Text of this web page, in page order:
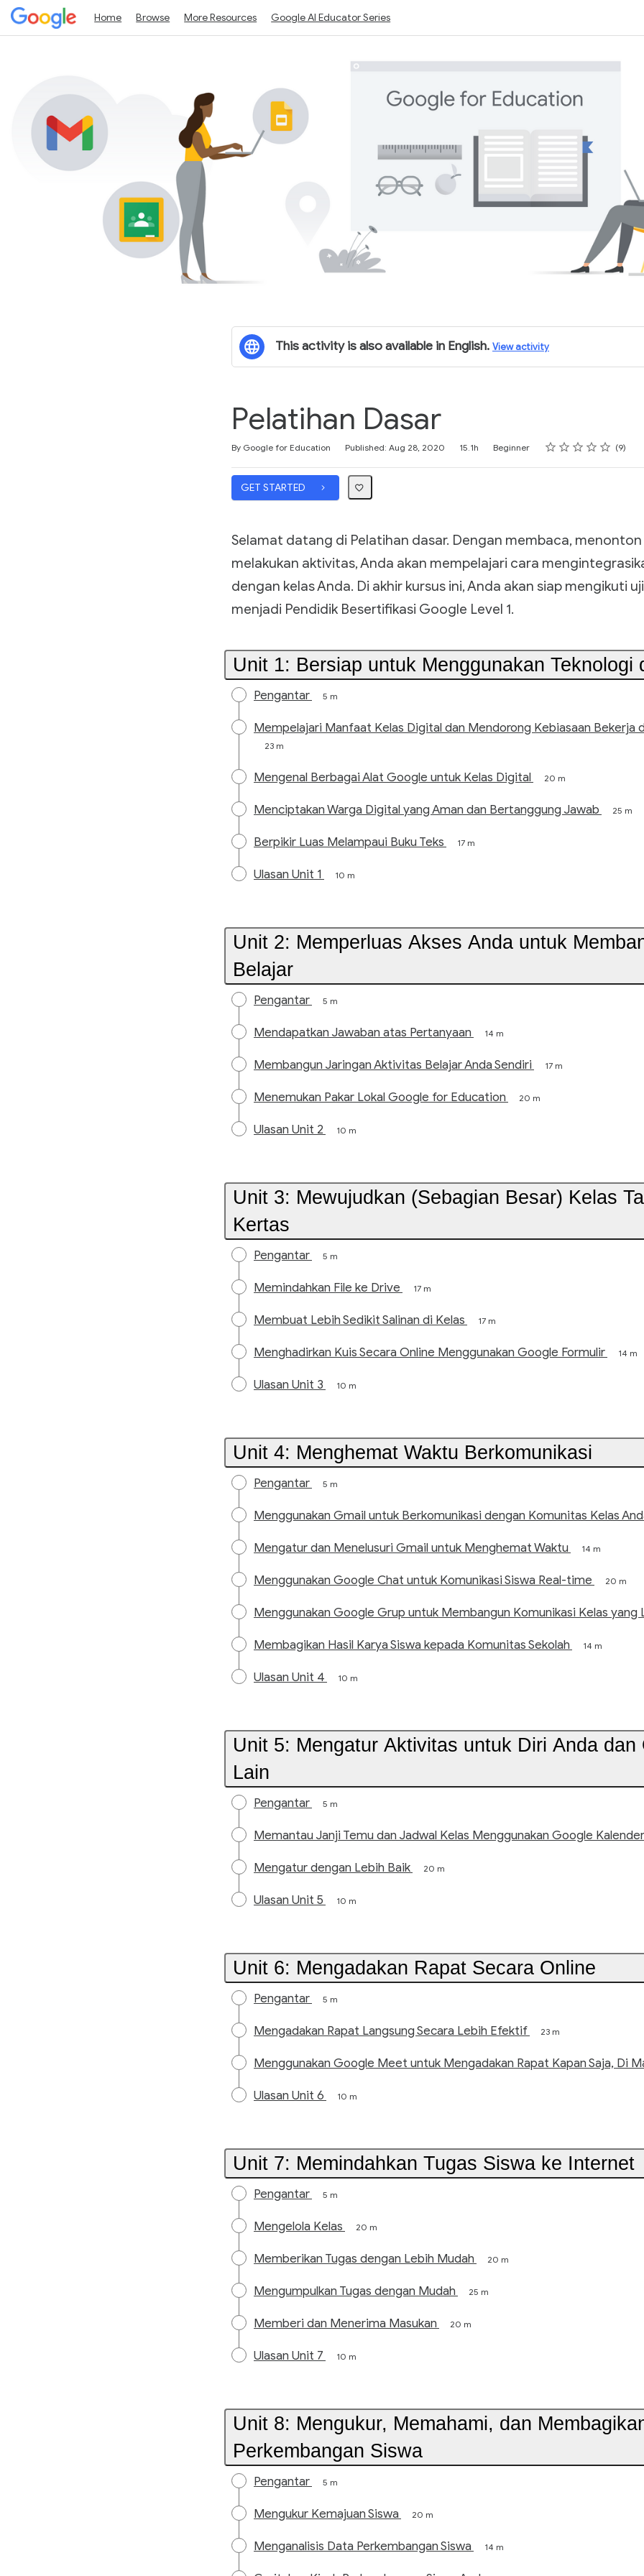
Home Browse More Resources Google AI Educator Series
This activity is also available in English. View activity
Pelatihan Dasar
By Google for Education Published: Aug 28, 2020 15.1h Beginner Rating
1 star
2 stars
3 stars
4 stars
5 stars 9
GET STARTED
Selamat datang di Pelatihan dasar. Dengan membaca,
melakukan aktivitas, Anda akan mempelajari cara
dengan kelas Anda. Di akhir kursus ini, Anda akan siap mengikuti
menjadi Pendidik Besertifikasi Google Level 1.
Unit 1: Bersiap untuk Menggunakan Teknologi
Pengantar 5 m
Mempelajari Manfaat Kelas Digital dan Mendorong Kebiasaan Bekerja
23 m
Mengenal Berbagai Alat Google untuk Kelas Digital 20 m
Menciptakan Warga Digital yang Aman dan Bertanggung Jawab 25 m
Berpikir Luas Melampaui Buku Teks 17 m
Ulasan Unit 1 10 m
Unit 2: Memperluas Akses Anda untuk
Belajar
Pengantar 5 m
Mendapatkan Jawaban atas Pertanyaan 14 m
Membangun Jaringan Aktivitas Belajar Anda Sendiri 17 m
Menemukan Pakar Lokal Google for Education 20 m
Ulasan Unit 2 10 m
Unit 3: Mewujudkan (Sebagian Besar) Kelas
Kertas
Pengantar 5 m
Memindahkan File ke Drive 17 m
Membuat Lebih Sedikit Salinan di Kelas 17 m
Menghadirkan Kuis Secara Online Menggunakan Google Formulir 14 m
Ulasan Unit 3 10 m
Unit 4: Menghemat Waktu Berkomunikasi
Pengantar 5 m
Menggunakan Gmail untuk Berkomunikasi dengan Komunitas Kelas
Mengatur dan Menelusuri Gmail untuk Menghemat Waktu 14 m
Menggunakan Google Chat untuk Komunikasi Siswa Real-time 20 m
Menggunakan Google Grup untuk Membangun Komunikasi Kelas yang
Membagikan Hasil Karya Siswa kepada Komunitas Sekolah 14 m
Ulasan Unit 4 10 m
Unit 5: Mengatur Aktivitas untuk Diri Anda dan
Lain
Pengantar 5 m
Memantau Janji Temu dan Jadwal Kelas Menggunakan Google Kalender
Mengatur dengan Lebih Baik 20 m
Ulasan Unit 5 10 m
Unit 6: Mengadakan Rapat Secara Online
Pengantar 5 m
Mengadakan Rapat Langsung Secara Lebih Efektif 23 m
Menggunakan Google Meet untuk Mengadakan Rapat Kapan Saja, Di
Ulasan Unit 6 10 m
Unit 7: Memindahkan Tugas Siswa ke Internet
Pengantar 5 m
Mengelola Kelas 20 m
Memberikan Tugas dengan Lebih Mudah 20 m
Mengumpulkan Tugas dengan Mudah 25 m
Memberi dan Menerima Masukan 20 m
Ulasan Unit 7 10 m
Unit 8: Mengukur, Memahami, dan
Perkembangan Siswa
Pengantar 5 m
Mengukur Kemajuan Siswa 20 m
Menganalisis Data Perkembangan Siswa 14 m